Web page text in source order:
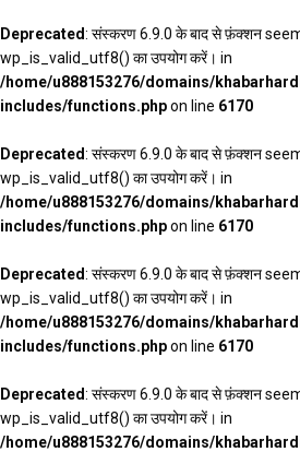
Deprecated: संस्करण 6.9.0 के बाद से फ़ंक्शन
wp_is_valid_utf8() का उपयोग करें। in
/home/u888153276/domains/
includes/functions.phpon line 6170
Deprecated: संस्करण 6.9.0 के बाद से फ़ंक्शन
wp_is_valid_utf8() का उपयोग करें। in
/home/u888153276/domains/
includes/functions.phpon line 6170
Deprecated: संस्करण 6.9.0 के बाद से फ़ंक्शन
wp_is_valid_utf8() का उपयोग करें। in
/home/u888153276/domains/
includes/functions.phpon line 6170
Deprecated: संस्करण 6.9.0 के बाद से फ़ंक्शन
wp_is_valid_utf8() का उपयोग करें। in
/home/u888153276/domains/